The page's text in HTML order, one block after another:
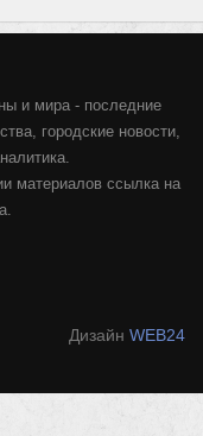
и мира - последние
городские новости,
материалов ссылка на
Дизайн WEB24